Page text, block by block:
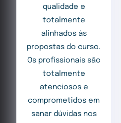
qualidade e
totalmente
alinhados às
propostas do curso.
Os profissionais são
totalmente
atenciosos e
comprometidos em
sanar dúvidas nos